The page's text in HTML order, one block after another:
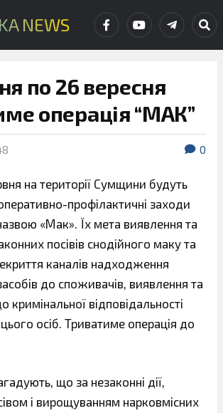
NEWS
по 26 вересня
операція “МАК”
0
на території Сумщини будуть
профілактичні заходи
«Мак». Їх мета виявлення та
посівів снодійного маку та
каналів надходження
до споживачів, виявлення та
кримінальної відповідальності
осіб. Триватиме операція до
що за незаконні дії,
і вирощуванням нарковмісних